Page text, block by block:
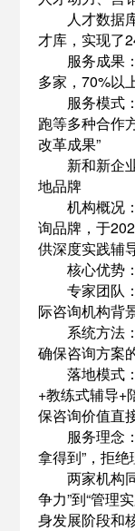
人才数据库
才库，实现了
服务成果：
多家，70%以
服务模式：
跑等多种合作
改革成果”
新和新企业
地品牌
机构概况：
询品牌，于
供深度实践辅
核心优势：
专家团队：
际咨询机构背
系统方法：
确保咨询方案
落地模式：
+教练式辅导+
保咨询价值直
服务理念：
拿得到”，拒
两家机构同
争力”到“管理
身发展阶段和